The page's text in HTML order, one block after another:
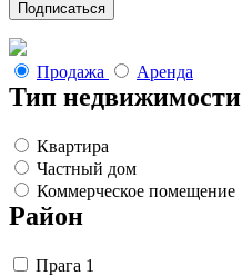
Продажа Аренда
Тип недвижимости
Квартира
Частный дом
Коммерческое помещение
Район
Прага 1